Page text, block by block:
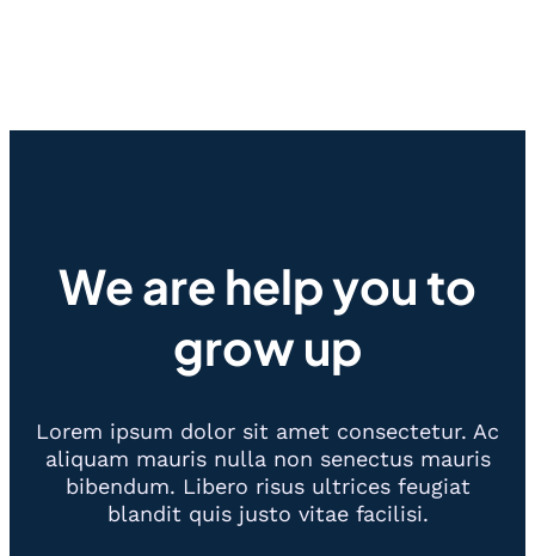
We are help you to
grow up
Lorem ipsum dolor sit amet consectetur. Ac
aliquam mauris nulla non senectus mauris
bibendum. Libero risus ultrices feugiat
blandit quis justo vitae facilisi.